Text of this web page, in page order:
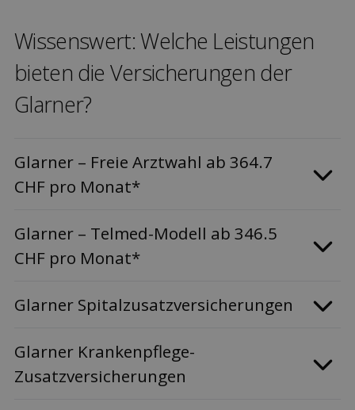
Wissenswert: Welche Leis­tungen
bieten die Versicher­ungen der
Glarner?
Glarner – Freie Arztwahl ab 364.7
CHF pro Monat*
Glarner – Telmed-Modell ab 346.5
CHF pro Monat*
Glarner Spitalzusatzversicherungen
Glarner Krankenpflege-
Zusatzversicherungen